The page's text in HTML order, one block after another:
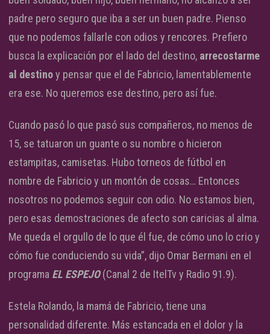
padre pero seguro que iba a ser un buen padre. Pienso
que no podemos fallarle con odios y rencores. Prefiero
busca la explicación por el lado del destino, arrecostarme
al destinoy pensar que el de Fabricio, lamentablemente
era ese. No queremos ese destino, pero así fue.
Cuando pasó lo que pasó sus compañeros, no menos de
15, se tatuaron un guante o su nombre o hicieron
estampitas, camisetas. Hubo torneos de fútbol en
nombre de Fabricio y un montón de cosas… Entonces
nosotros no podemos seguir con odio. No estamos bien,
pero esas demostraciones de afecto son caricias al alma.
Me queda el orgullo de lo que él fue, de cómo uno lo crio y
cómo fue conduciendo su vida”, dijo Omar Bermani en el
programa EL ESPEJO(Canal 2 de ItelTv y Radio 91.9).
Estela Rolando, la mamá de Fabricio, tiene una
personalidad diferente. Más estancada en el dolor y la